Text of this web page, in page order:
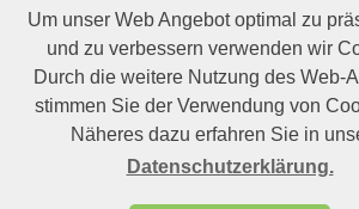
Um unser Web Angebot optimal zu
und zu verbessern verwenden wir
Durch die weitere Nutzung des Web-
stimmen Sie der Verwendung von
Näheres dazu erfahren Sie in
Datenschutzerklärung.